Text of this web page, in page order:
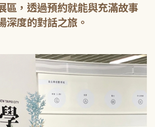
區，透過預約就能與充滿故事
深度的對話之旅。